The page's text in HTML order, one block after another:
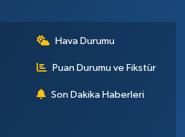
Hava Durumu
Puan Durumu ve Fikstür
Son Dakika Haberleri